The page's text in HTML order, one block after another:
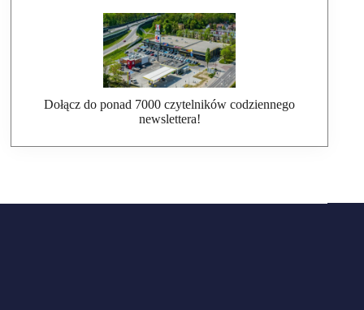
Dołącz do ponad 7000 czytelników codziennego
newslettera!